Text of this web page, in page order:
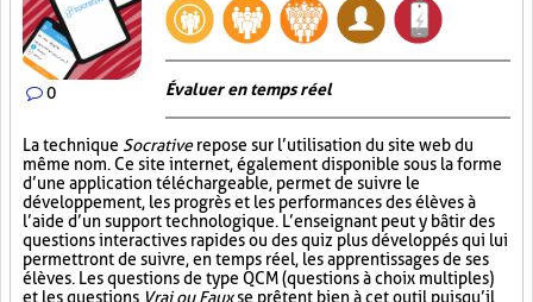
0 Évaluer en temps réel
La technique Socrativerepose sur l’utilisation du site web du
même nom. Ce site internet, également disponible sous la forme
d’une application téléchargeable, permet de suivre le
développement, les progrès et les performances des élèves à
l’aide d’un support technologique. L’enseignant peut y bâtir des
questions interactives rapides ou des quiz plus développés qui lui
permettront de suivre, en temps réel, les apprentissages de ses
élèves. Les questions de type QCM (questions à choix multiples)
et les questions Vrai ou Fauxse prêtent bien à cet outil puisqu’il